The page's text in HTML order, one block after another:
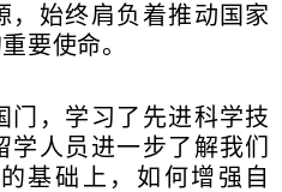
，始终肩负着推动国家
要使命。
，学习了先进科学技
人员进一步了解我们
基础上，如何增强自